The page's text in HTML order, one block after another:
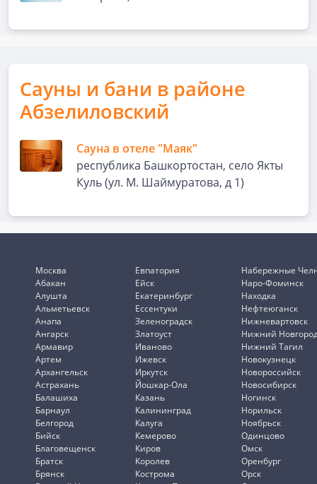
Сауны и бани в районе
Абзелиловский
Сауна в отеле "Маяк"
республика Башкортостан, село Якты
Куль (ул. М. Шаймуратова, д 1)
Москва
Абакан
Алушта
Альметьевск
Анапа
Ангарск
Армавир
Артем
Архангельск
Астрахань
Балашиха
Барнаул
Белгород
Бийск
Благовещенск
Братск
Брянск
Евпатория
Ейск
Екатеринбург
Ессентуки
Зеленоградск
Златоуст
Иваново
Ижевск
Иркутск
Йошкар-Ола
Казань
Калининград
Калуга
Кемерово
Киров
Королев
Кострома
Набережные
Наро-Фоминск
Находка
Нефтеюганск
Нижневартовск
Нижний
Нижний Тагил
Новокузнецк
Новороссийск
Новосибирск
Ногинск
Норильск
Ноябрьск
Одинцово
Омск
Оренбург
Орск